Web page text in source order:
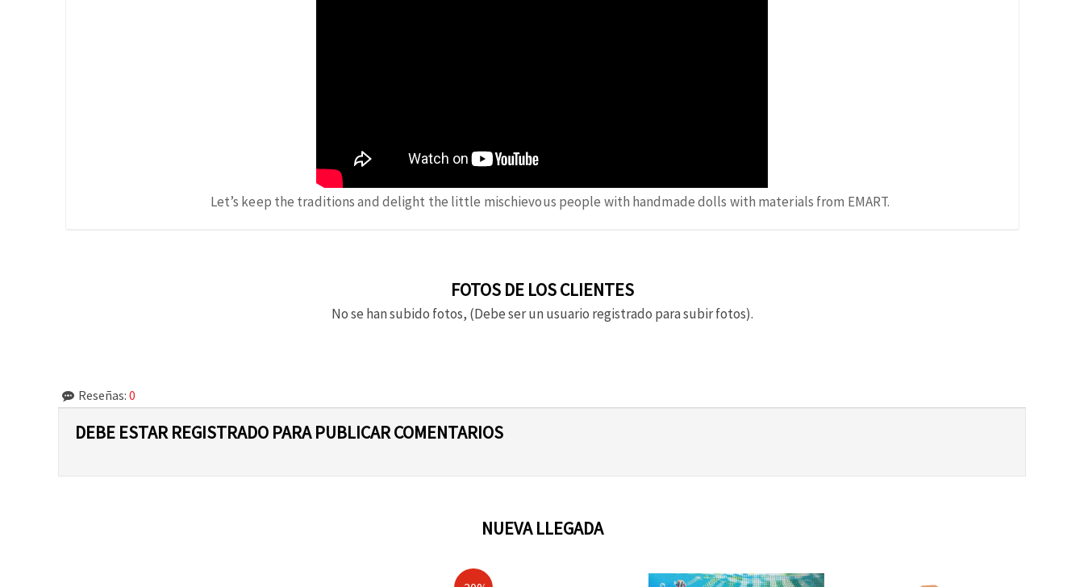
Let’s keep the traditions and delight the little mischievous people with handmade dolls with materials from EMART.
FOTOS DE LOS CLIENTES
No se han subido fotos, (Debe ser un usuario registrado para subir fotos).
Reseñas: 0
DEBE ESTAR REGISTRADO PARA PUBLICAR COMENTARIOS
NUEVA LLEGADA